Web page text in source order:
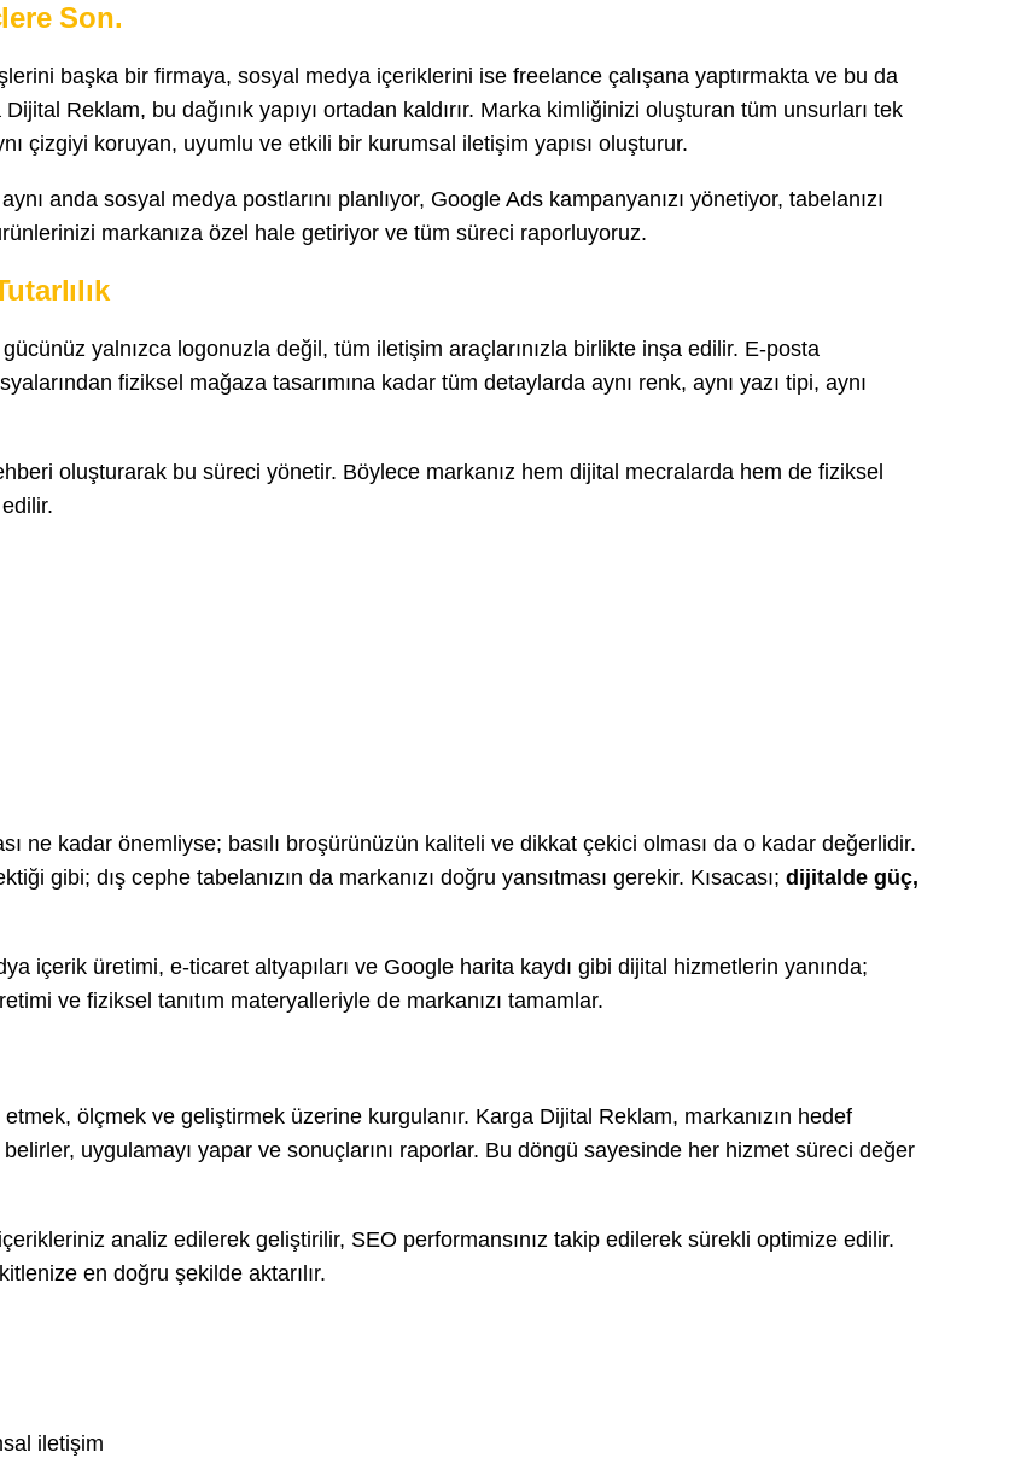
Son.
başka bir firmaya, sosyal medya içeriklerini ise freelance çalışana yaptırmakta ve bu da
Reklam, bu dağınık yapıyı ortadan kaldırır. Marka kimliğinizi oluşturan tüm unsurları tek
çizgiyi koruyan, uyumlu ve etkili bir kurumsal iletişim yapısı oluşturur.
anda sosyal medya postlarını planlıyor, Google Ads kampanyanızı yönetiyor, tabelanızı
markanıza özel hale getiriyor ve tüm süreci raporluyoruz.
yalnızca logonuzla değil, tüm iletişim araçlarınızla birlikte inşa edilir. E-posta
fiziksel mağaza tasarımına kadar tüm detaylarda aynı renk, aynı yazı tipi, aynı
oluşturarak bu süreci yönetir. Böylece markanız hem dijital mecralarda hem de fiziksel
ne kadar önemliyse; basılı broşürünüzün kaliteli ve dikkat çekici olması da o kadar değerlidir.
gibi; dış cephe tabelanızın da markanızı doğru yansıtması gerekir. Kısacası; dijitalde güç,
içerik üretimi, e-ticaret altyapıları ve Google harita kaydı gibi dijital hizmetlerin yanında;
ve fiziksel tanıtım materyalleriyle de markanızı tamamlar.
ölçmek ve geliştirmek üzerine kurgulanır. Karga Dijital Reklam, markanızın hedef
uygulamayı yapar ve sonuçlarını raporlar. Bu döngü sayesinde her hizmet süreci değer
analiz edilerek geliştirilir, SEO performansınız takip edilerek sürekli optimize edilir.
en doğru şekilde aktarılır.
iletişim